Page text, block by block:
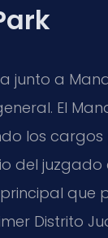
junto a
El
los
del
Distrito